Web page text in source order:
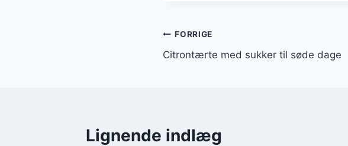
Indlægsnavigation
FORRIGE
Citrontærte med sukker til søde dage
Lignende indlæg